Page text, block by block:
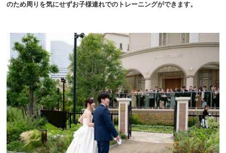
のため周りを気にせずお子様連れでのトレーニングができます。